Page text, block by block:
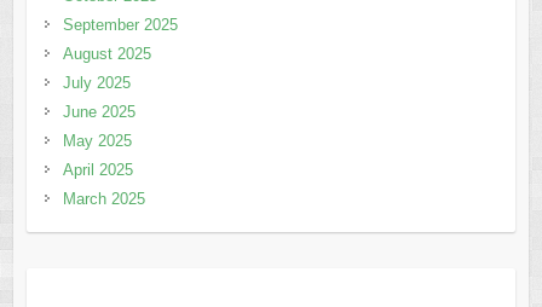
September 2025
August 2025
July 2025
June 2025
May 2025
April 2025
March 2025